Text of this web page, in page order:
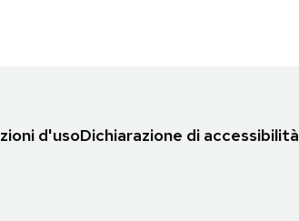
d'usoDichiarazione di accessibilità